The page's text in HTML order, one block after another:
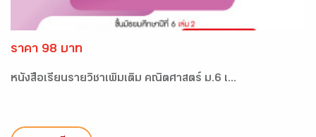
ราคา 98 บาท
หนังสือเรียนรายวิชาเพิ่มเติม คณิตศาสตร์ ม.6 เ...